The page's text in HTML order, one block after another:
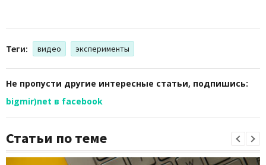
Теги: видео эксперименты
Не пропусти другие интересные статьи, подпишись:
bigmir)net в facebook
Статьи по теме